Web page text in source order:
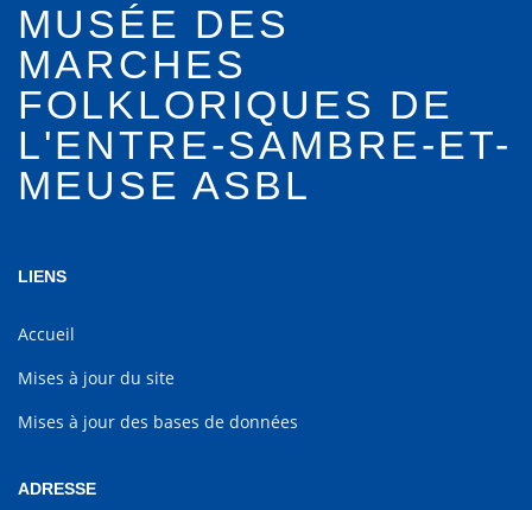
MUSÉE DES
MARCHES
FOLKLORIQUES DE
L'ENTRE-SAMBRE-ET-
MEUSE ASBL
LIENS
Accueil
Mises à jour du site
Mises à jour des bases de données
ADRESSE